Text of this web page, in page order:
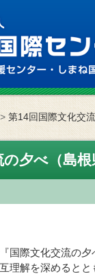
> 第14回国際文化交
夕べ（島根
国際文化交流の夕
理解を深めると